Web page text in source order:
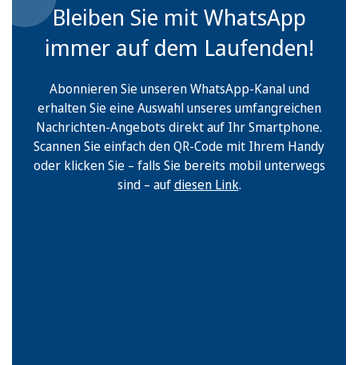
Bleiben Sie mit WhatsApp
immer auf dem Laufenden!
Abonnieren Sie unseren WhatsApp-Kanal und
erhalten Sie eine Auswahl unseres umfangreichen
Nachrichten-Angebots direkt auf Ihr Smartphone.
Scannen Sie einfach den QR-Code mit Ihrem Handy
oder klicken Sie – falls Sie bereits mobil unterwegs
sind – aufdiesen Link.